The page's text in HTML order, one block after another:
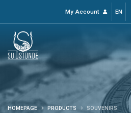
My Account EN
HOMEPAGE PRODUCTS SOUVENIRS